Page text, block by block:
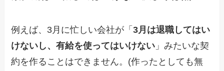
例えば、3月に忙しい会社が「3月は退職してはい
けないし、有給を使ってはいけない 」みたいな契
約を作ることはできません。(作ったとしても無